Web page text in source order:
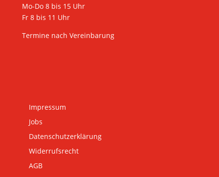
Mo-Do 8 bis 15 Uhr
Fr 8 bis 11 Uhr
Termine nach Vereinbarung
Impressum
Jobs
Datenschutzerklärung
Widerrufsrecht
AGB